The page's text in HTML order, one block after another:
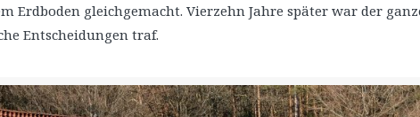
Erdboden gleichgemacht. Vierzehn Jahre später war der
Entscheidungen traf.